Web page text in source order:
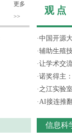
更多
>>
观 点
·中国开源
·辅助生殖
·让学术交
·诺奖得主
· 之江实验
·AI接连推
信息科